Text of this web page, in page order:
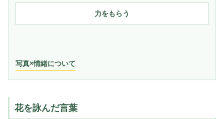
力をもらう
写真×情緒について
花を詠んだ言葉